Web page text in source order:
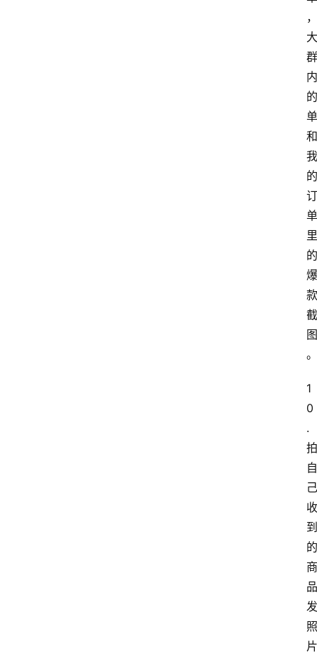
，
大
群
内
的
单
和
我
的
订
单
里
的
爆
款
截
图
。
1
0
.
拍
自
己
收
到
的
商
品
发
照
片